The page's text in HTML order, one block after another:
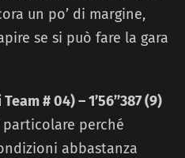
un po’ di margine,
se si può fare la gara
# 04) – 1’56’’387 (9)
particolare perché
abbastanza